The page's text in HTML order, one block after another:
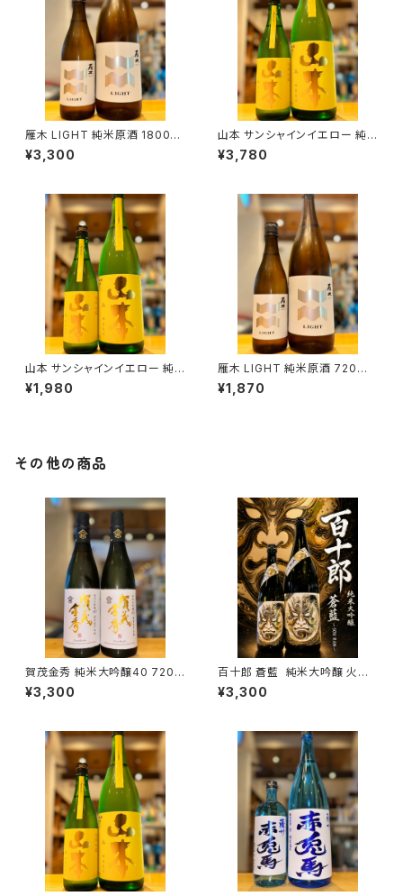
雁木 LIGHT 純米原酒 1800ml
１本（八百新酒造・山口県岩国市
今津町）
¥3,300
山本 サンシャインイエロー 純
米吟醸 1800ml１本（山本酒造・
秋田県山本郡八峰町）
¥3,780
山本 サンシャインイエロー 純
米吟醸 720ml１本（山本酒造・
秋田県山本郡八峰町）
¥1,980
雁木 LIGHT 純米原酒 720ml
１本（八百新酒造・山口県岩国市
今津町）
¥1,870
その他の商品
賀茂金秀 純米大吟醸40 720m
l１本（金光酒造・広島県東広島
市黒瀬町）
¥3,300
百十郎 蒼藍 純米大吟醸 火入
れ 1800ml１本（林本店・岐阜県
各務原市那加新加納町）
¥3,300